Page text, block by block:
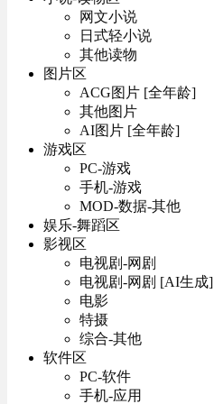
网文小说
日式轻小说
其他读物
图片区
ACG图片 [全年龄]
其他图片
AI图片 [全年龄]
游戏区
PC-游戏
手机-游戏
MOD-数据-其他
娱乐-舞蹈区
影视区
电视剧-网剧
电视剧-网剧 [AI生成]
电影
特摄
综合-其他
软件区
PC-软件
手机-应用